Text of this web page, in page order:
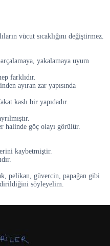
vücut sıcaklığını değiştirmez.
yakalamaya uyum
farklıdır.
ayıran zar yapısında
kaslı bir yapıdadır.
halinde göç olayı görülür.
kaybetmiştir.
pelikan, güvercin, papağan gibi
söyleyelim.